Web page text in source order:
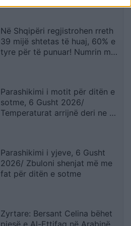
Në Shqipëri regjistrohen rreth
39 mijë shtetas të huaj, 60% e
tyre për të punuar! Numrin më
Parashikimi i motit për ditën e
sotme, 6 Gusht 2026/
Temperaturat arrijnë deri ne 38
Parashikimi i yjeve, 6 Gusht
2026/ Zbuloni shenjat më me
fat për ditën e sotme
Zyrtare: Bersant Celina bëhet
pjesë e Al-Ettifaq në Arabinë